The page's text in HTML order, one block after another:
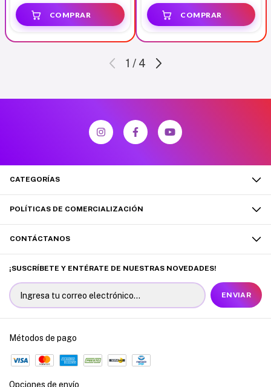
1 / 4
CATEGORÍAS
POLÍTICAS DE COMERCIALIZACIÓN
CONTÁCTANOS
¡SUSCRÍBETE Y ENTÉRATE DE NUESTRAS NOVEDADES!
Métodos de pago
Opciones de envío